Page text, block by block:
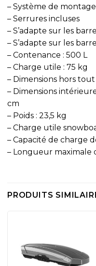
– Système de
– Serrures incluses
– S’adapte sur les
– S’adapte sur les
– Contenance : 500 L
– Charge utile : 75 kg
– Dimensions hors tout
– Dimensions
cm
– Poids : 23,5 kg
– Charge utile
– Capacité de charge
– Longueur maximale
PRODUITS